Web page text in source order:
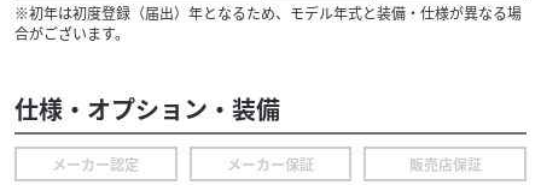
※初年は初度登録（届出）年となるため、モデル年式と装備・仕様が異なる場
合がございます。
仕様・オプション・装備
メーカー認定 メーカー保証 販売店保証